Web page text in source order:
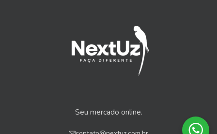
Seu mercado online.